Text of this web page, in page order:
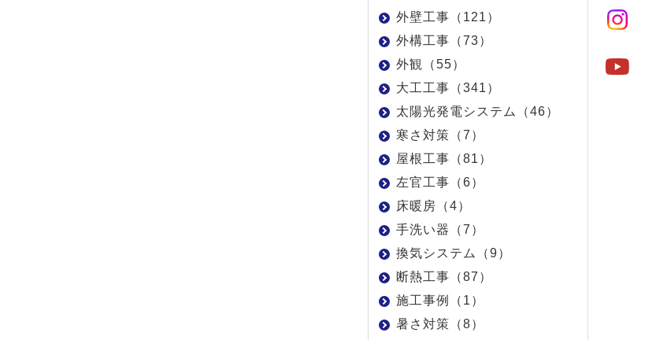
外壁工事（121）
外構工事（73）
外観（55）
大工工事（341）
太陽光発電システム（46）
寒さ対策（7）
屋根工事（81）
左官工事（6）
床暖房（4）
手洗い器（7）
換気システム（9）
断熱工事（87）
施工事例（1）
暑さ対策（8）